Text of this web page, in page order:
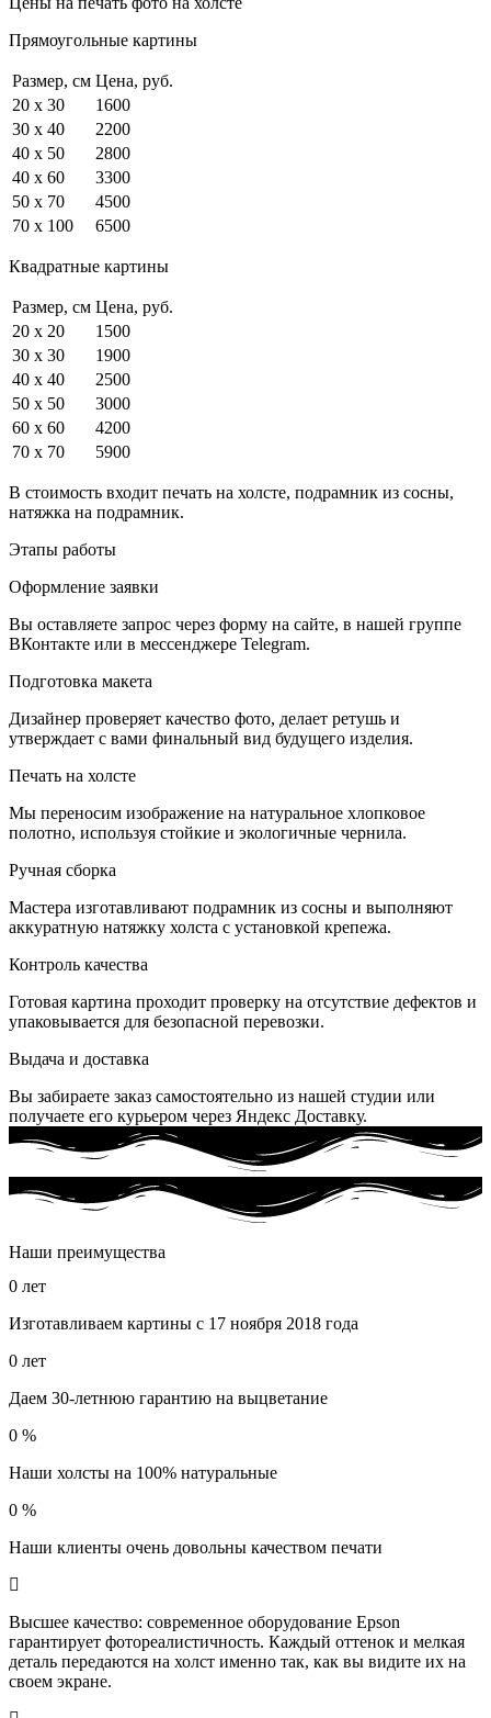
Прямоугольные картины
Размер, см Цена, руб.
20 x 30
1600
30 x 40
2200
40 x 50
2800
40 x 60
3300
50 x 70
4500
70 x 100
6500
Квадратные картины
Размер, см Цена, руб.
20 x 20
1500
30 x 30
1900
40 x 40
2500
50 x 50
3000
60 x 60
4200
70 x 70
5900
В стоимость входит печать на холсте, подрамник из сосны,
натяжка на подрамник.
Этапы работы
Оформление заявки
Вы оставляете запрос через форму на сайте, в нашей группе
ВКонтакте или в мессенджере Telegram.
Подготовка макета
Дизайнер проверяет качество фото, делает ретушь и
утверждает с вами финальный вид будущего изделия.
Печать на холсте
Мы переносим изображение на натуральное хлопковое
полотно, используя стойкие и экологичные чернила.
Ручная сборка
Мастера изготавливают подрамник из сосны и выполняют
аккуратную натяжку холста с установкой крепежа.
Контроль качества
Готовая картина проходит проверку на отсутствие дефектов и
упаковывается для безопасной перевозки.
Выдача и доставка
Вы забираете заказ самостоятельно из нашей студии или
получаете его курьером через Яндекс Доставку.
Наши преимущества
0 лет
Изготавливаем картины с 17 ноября 2018 года
0 лет
Даем 30-летнюю гарантию на выцветание
0 %
Наши холсты на 100% натуральные
0 %
Наши клиенты очень довольны качеством печати
Высшее качество: современное оборудование Epson
гарантирует фотореалистичность. Каждый оттенок и мелкая
деталь передаются на холст именно так, как вы видите их на
своем экране.